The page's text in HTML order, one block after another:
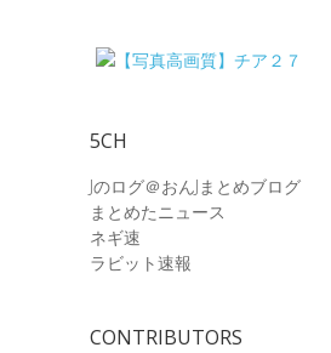
5CH
Jのログ＠おんJまとめブログ
まとめたニュース
ネギ速
ラビット速報
CONTRIBUTORS